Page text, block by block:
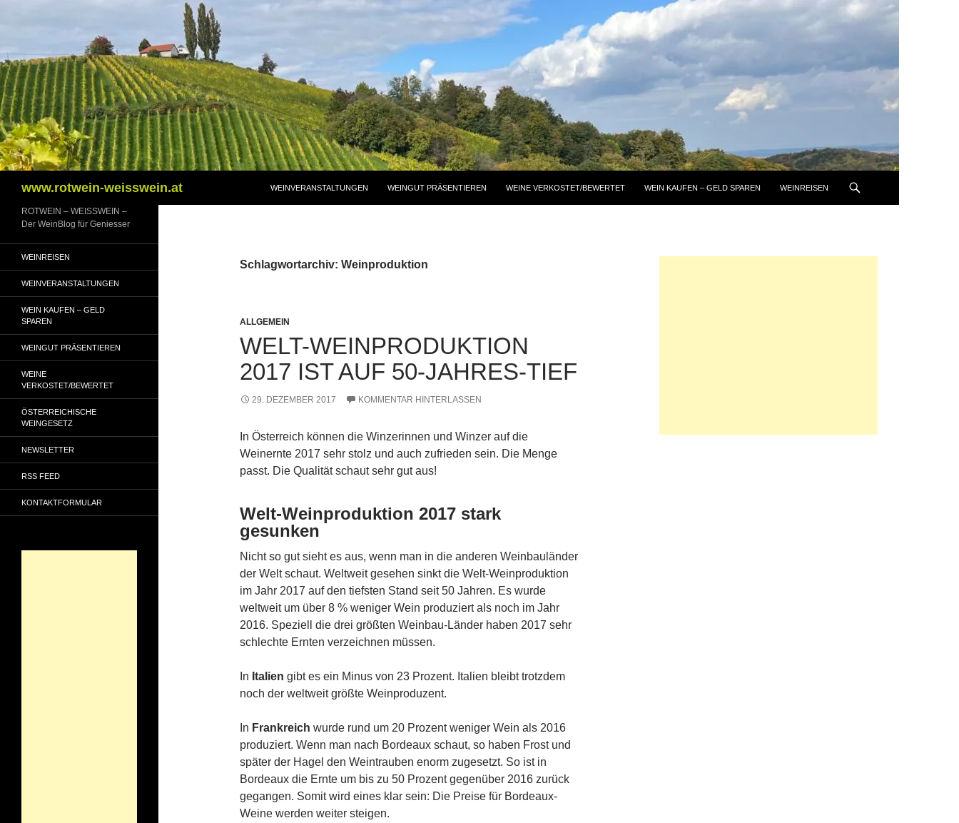
www.rotwein-weisswein.at WEINVERANSTALTUNGEN WEINGUT PRÄSENTIEREN WEINE VERKOSTET/BEWERTET WEIN KAUFEN – GELD SPAREN WEINREISEN
Schlagwortarchiv: Weinproduktion
ALLGEMEIN
WELT-WEINPRODUKTION
2017 IST AUF 50-JAHRES-TIEF
29. DEZEMBER 2017 KOMMENTAR HINTERLASSEN
In Österreich können die Winzerinnen und Winzer auf die
Weinernte 2017 sehr stolz und auch zufrieden sein. Die Menge
passt. Die Qualität schaut sehr gut aus!
Welt-Weinproduktion 2017 stark
gesunken
Nicht so gut sieht es aus, wenn man in die anderen Weinbauländer
der Welt schaut. Weltweit gesehen sinkt die Welt-Weinproduktion
im Jahr 2017 auf den tiefsten Stand seit 50 Jahren. Es wurde
weltweit um über 8 % weniger Wein produziert als noch im Jahr
2016. Speziell die drei größten Weinbau-Länder haben 2017 sehr
schlechte Ernten verzeichnen müssen.
In Italien gibt es ein Minus von 23 Prozent. Italien bleibt trotzdem
noch der weltweit größte Weinproduzent.
In Frankreich wurde rund um 20 Prozent weniger Wein als 2016
produziert. Wenn man nach Bordeaux schaut, so haben Frost und
später der Hagel den Weintrauben enorm zugesetzt. So ist in
Bordeaux die Ernte um bis zu 50 Prozent gegenüber 2016 zurück
gegangen. Somit wird eines klar sein: Die Preise für Bordeaux-
Weine werden weiter steigen.
ROTWEIN – WEISSWEIN –
Der WeinBlog für Geniesser
WEINREISEN
WEINVERANSTALTUNGEN
WEIN KAUFEN – GELD
SPAREN
WEINGUT PRÄSENTIEREN
WEINE
VERKOSTET/BEWERTET
ÖSTERREICHISCHE
WEINGESETZ
NEWSLETTER
RSS FEED
KONTAKTFORMULAR